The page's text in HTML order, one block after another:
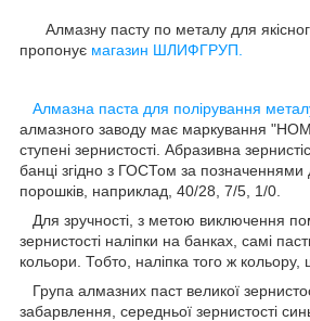
Алмазну пасту по металу для
пропонує магазин ШЛИФГРУП.
Алмазна паста для полірування
алмазного заводу має маркування
ступені зернистості. Абразивна
банці згідно з ГОСТом за
порошків, наприклад, 40/28, 7/5, 1/0.
Для зручності, з метою виключення
зернистості наліпки на банках, самі
кольори. Тобто, наліпка того ж кольору,
Група алмазних паст великої
забарвлення, середньої зернистості